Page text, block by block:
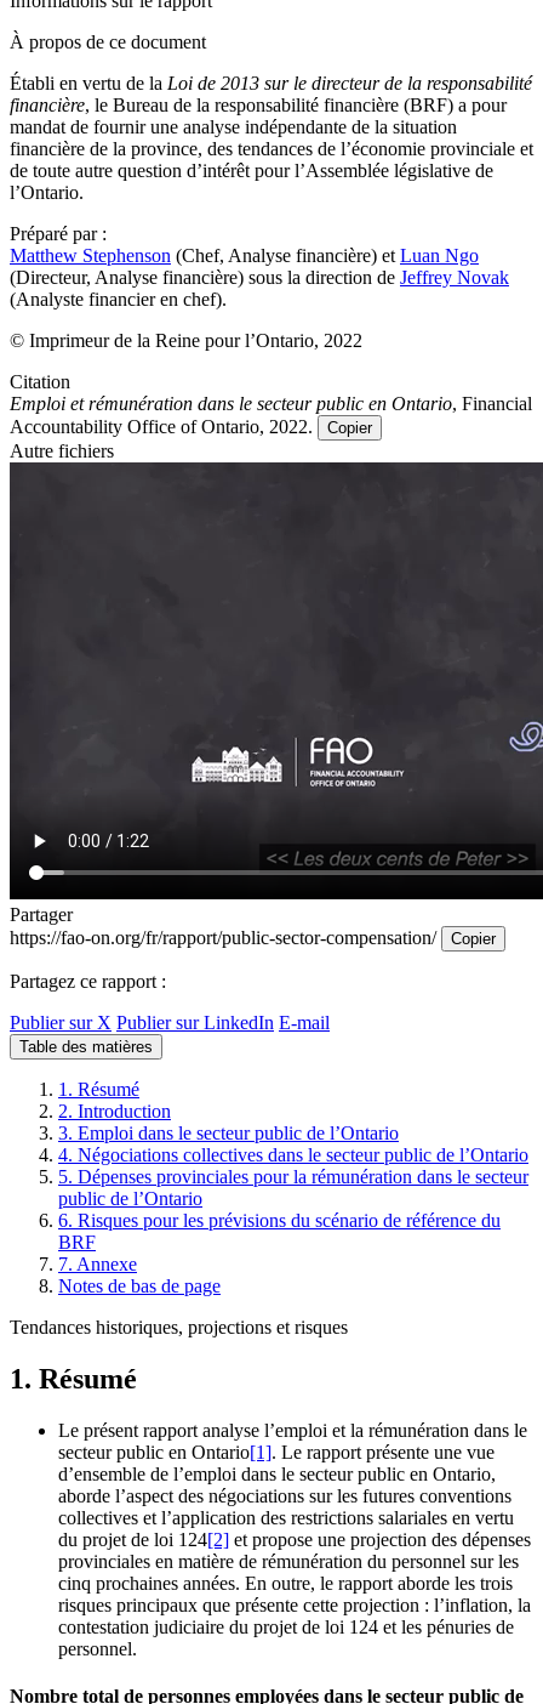
À propos de ce document
Établi en vertu de la Loi de 2013 sur le directeur de la responsabilité
financière, le Bureau de la responsabilité financière (BRF) a pour
mandat de fournir une analyse indépendante de la situation
financière de la province, des tendances de l’économie provinciale et
de toute autre question d’intérêt pour l’Assemblée législative de
l’Ontario.
Préparé par :
Matthew Stephenson (Chef, Analyse financière) et Luan Ngo
(Directeur, Analyse financière) sous la direction de Jeffrey Novak
(Analyste financier en chef).
© Imprimeur de la Reine pour l’Ontario, 2022
Citation
Emploi et rémunération dans le secteur public en Ontario, Financial
Accountability Office of Ontario, 2022.
Copier
Autre fichiers
Partager
https://fao-on.org/fr/rapport/public-sector-compensation/
Copier
Partagez ce rapport :
Publier sur X Publier sur LinkedIn E-mail
Table des matières
1. Résumé
2. Introduction
3. Emploi dans le secteur public de l’Ontario
4. Négociations collectives dans le secteur public de l’Ontario
5. Dépenses provinciales pour la rémunération dans le secteur
public de l’Ontario
6. Risques pour les prévisions du scénario de référence du
BRF
7. Annexe
Notes de bas de page
Tendances historiques, projections et risques
1. Résumé
Le présent rapport analyse l’emploi et la rémunération dans le
secteur public en Ontario[1]. Le rapport présente une vue
d’ensemble de l’emploi dans le secteur public en Ontario,
aborde l’aspect des négociations sur les futures conventions
collectives et l’application des restrictions salariales en vertu
du projet de loi 124[2] et propose une projection des dépenses
provinciales en matière de rémunération du personnel sur les
cinq prochaines années. En outre, le rapport aborde les trois
risques principaux que présente cette projection : l’inflation, la
contestation judiciaire du projet de loi 124 et les pénuries de
personnel.
Nombre total de personnes employées dans le secteur public de